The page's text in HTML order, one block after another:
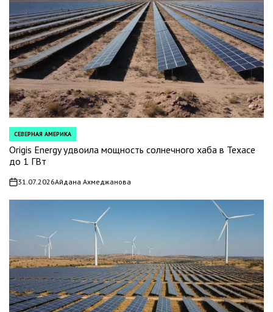
POSTED
IN
СЕВЕРНАЯ АМЕРИКА
Origis Energy удвоила мощность солнечного хаба в Техасе
до 1 ГВт
on31.07.2026Айдана Ахмеджанова